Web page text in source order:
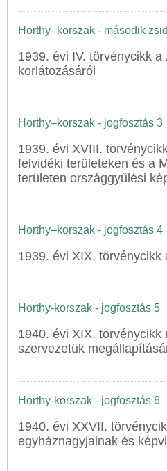
Horthy–korszak - második
1939. évi IV. törvénycikk
korlátozásáról
Horthy–korszak - jogfosztás 3
1939. évi XVIII.
felvidéki területeken és a
területen országgyűlési
Horthy–korszak - jogfosztás 4
1939. évi XIX.
Horthy-korszak - jogfosztás 5
1940. évi XIX.
szervezetük
Horthy-korszak - jogfosztás 6
1940. évi XXVII.
egyháznagyjainak és